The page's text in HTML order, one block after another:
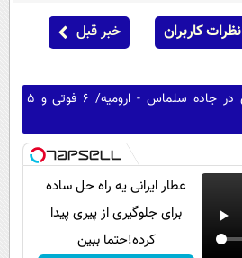
نظرات کاربران خبر قبل
تصادف زنجیره‌ای در جاده سلماس - ارومیه/ ۶ فوتی و ۵
عطار ایرانی یه راه حل ساده
برای جلوگیری از پیری پیدا
کرده!حتما ببین